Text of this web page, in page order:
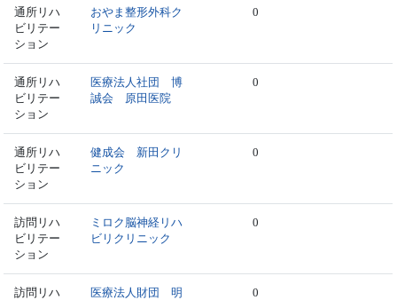
通所リハ
ビリテー
ション
おやま整形外科ク
リニック
0
通所リハ
ビリテー
ション
医療法人社団 博
誠会 原田医院
0
通所リハ
ビリテー
ション
健成会 新田クリ
ニック
0
訪問リハ
ビリテー
ション
ミロク脳神経リハ
ビリクリニック
0
訪問リハ
医療法人財団 明
0